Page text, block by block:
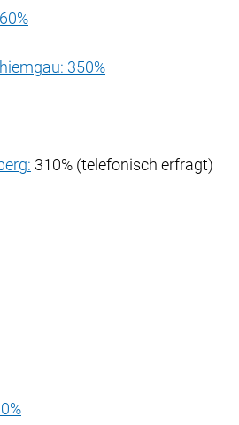
350%
310% (telefonisch erfragt)